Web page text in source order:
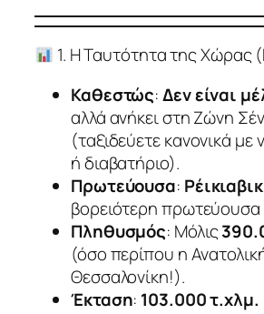
1. Η Ταυτότητα της Χώρας
Καθεστώς:Δεν είναι
αλλά ανήκει στη Ζώνη
(ταξιδεύετε κανονικά με
ή διαβατήριο).
Πρωτεύουσα: Ρέικιαβικ
βορειότερη
Πληθυσμός: Μόλις
(όσο περίπου η
Θεσσαλονίκη!).
Έκταση: 103.000 τ.χλμ.